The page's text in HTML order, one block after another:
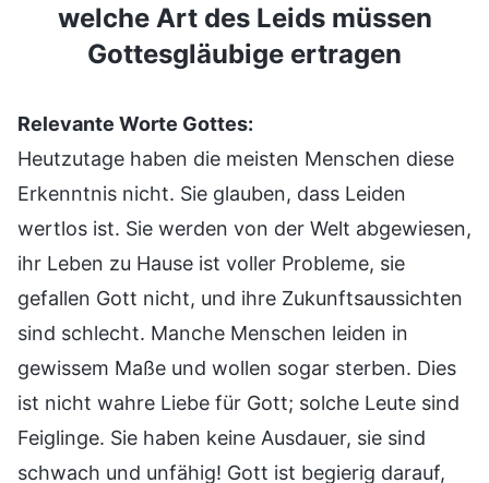
welche Art des Leids müssen
Gottesgläubige ertragen
Relevante Worte Gottes:
Heutzutage haben die meisten Menschen diese
Erkenntnis nicht. Sie glauben, dass Leiden
wertlos ist. Sie werden von der Welt abgewiesen,
ihr Leben zu Hause ist voller Probleme, sie
gefallen Gott nicht, und ihre Zukunftsaussichten
sind schlecht. Manche Menschen leiden in
gewissem Maße und wollen sogar sterben. Dies
ist nicht wahre Liebe für Gott; solche Leute sind
Feiglinge. Sie haben keine Ausdauer, sie sind
schwach und unfähig! Gott ist begierig darauf,